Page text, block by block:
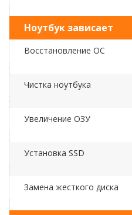
Ноутбук зависает
Восстановление ОС
Чистка ноутбука
Увеличение ОЗУ
Установка SSD
Замена жесткого диска